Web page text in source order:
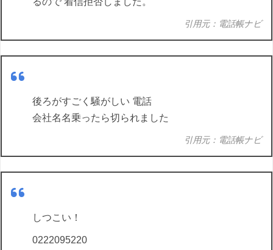
引用元：電話帳ナビ
後ろがすごく騒がしい 電話
会社名名乗ったら切られました
引用元：電話帳ナビ
しつこい！
0222095220